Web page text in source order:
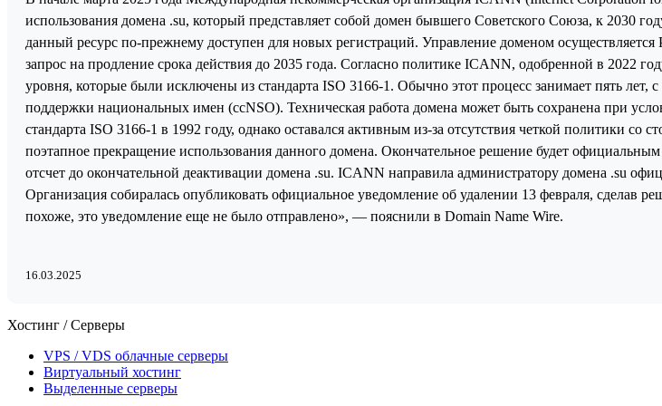
использования домена .su, который представляет собой домен бывшего Советского Союза, к 2030
данный ресурс по-прежнему доступен для новых регистраций. Управление доменом
запрос на продление срока действия до 2035 года. Согласно политике ICANN, одобренной в 2022
уровня, которые были исключены из стандарта ISO 3166-1. Обычно этот процесс занимает пять
поддержки национальных имен (ccNSO). Техническая работа домена может быть сохранена при
стандарта ISO 3166-1 в 1992 году, однако оставался активным из-за отсутствия четкой политики
поэтапное прекращение использования данного домена. Окончательное решение будет
отсчет до окончательной деактивации домена .su. ICANN направила администратору домена .su
Организация собиралась опубликовать официальное уведомление об удалении 13 февраля, сделав
похоже, это уведомление еще не было отправлено», — пояснили в Domain Name Wire.
16.03.2025
Хостинг / Серверы
VPS / VDS облачные серверы
Виртуальный хостинг
Выделенные серверы